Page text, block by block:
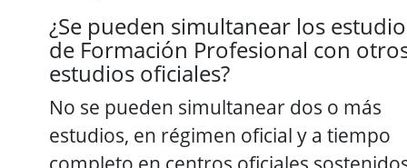
¿Se pueden simultanear los
de Formación Profesional con
estudios oficiales?
No se pueden simultanear dos o más
estudios, en régimen oficial y a tiempo